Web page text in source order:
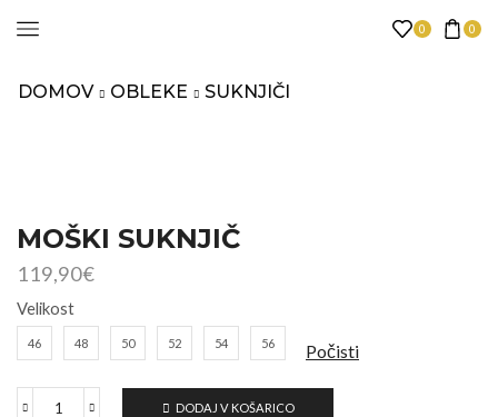
0 0
DOMOV OBLEKE SUKNJIČI
MOŠKI SUKNJIČ
119,90€
Velikost
46 48 50 52 54 56 Počisti
DODAJ V KOŠARICO